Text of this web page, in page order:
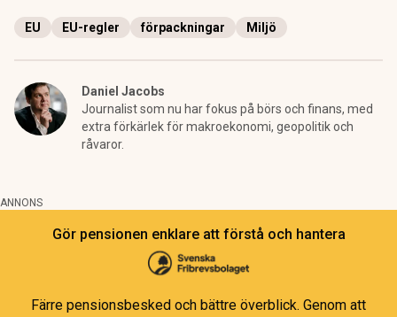
EU EU-regler förpackningar Miljö
Daniel Jacobs
Journalist som nu har fokus på börs och finans, med
extra förkärlek för makroekonomi, geopolitik och
råvaror.
ANNONS
Gör pensionen enklare att förstå och hantera
Färre pensionsbesked och bättre överblick. Genom att